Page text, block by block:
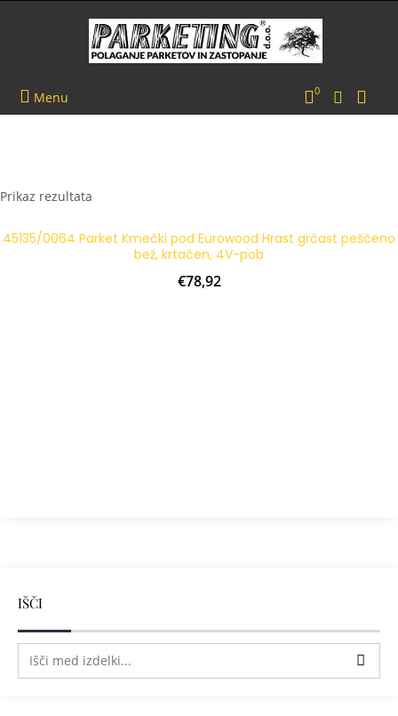
Menu 0
Prikaz rezultata
45135/0064 Parket Kmečki pod Eurowood Hrast grčast peščeno
bež, krtačen, 4V-pob
€78,92
IŠČI